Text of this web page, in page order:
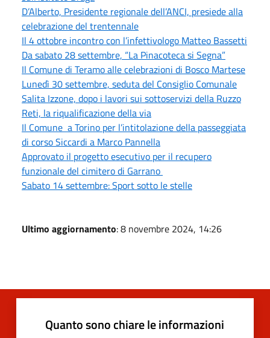
D’Alberto, Presidente regionale dell’ANCI, presiede alla
celebrazione del trentennale
Il 4 ottobre incontro con l’infettivologo Matteo Bassetti
Da sabato 28 settembre, “La Pinacoteca si Segna”
Il Comune di Teramo alle celebrazioni di Bosco Martese
Lunedì 30 settembre, seduta del Consiglio Comunale
Salita Izzone, dopo i lavori sui sottoservizi della Ruzzo
Reti, la riqualificazione della via
Il Comune a Torino per l’intitolazione della passeggiata
di corso Siccardi a Marco Pannella
Approvato il progetto esecutivo per il recupero
funzionale del cimitero di Garrano
Sabato 14 settembre: Sport sotto le stelle
Ultimo aggiornamento: 8 novembre 2024, 14:26
Quanto sono chiare le informazioni